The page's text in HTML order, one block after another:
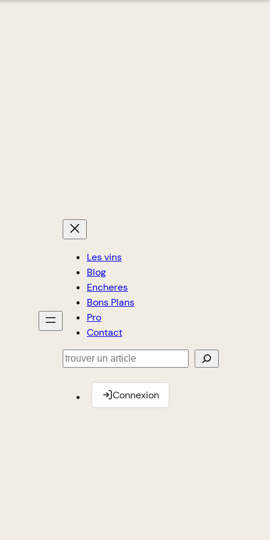
Les vins
Blog
Encheres
Bons Plans
Pro
Contact
Rechercher
Connexion